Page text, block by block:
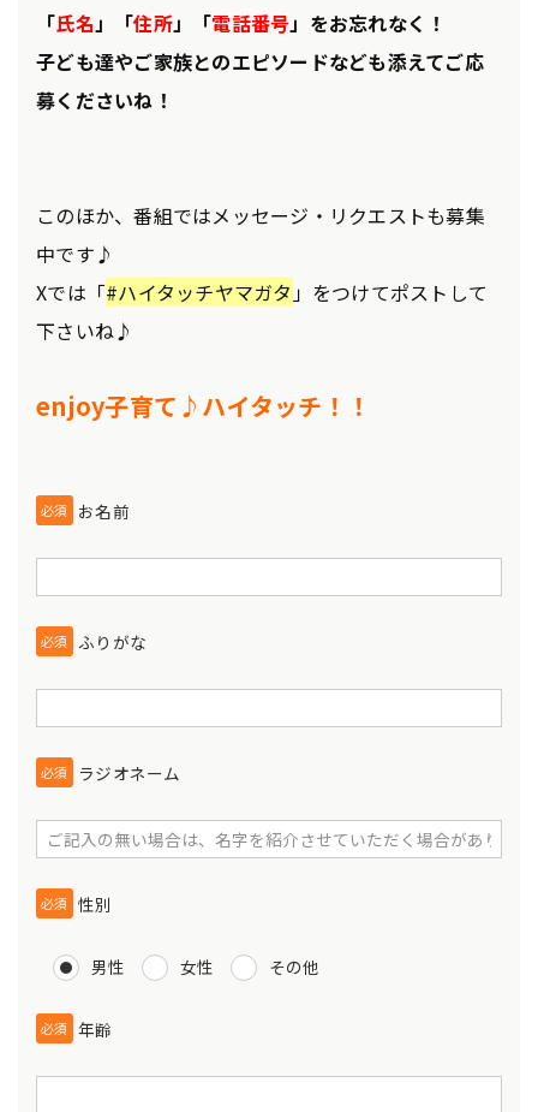
「氏名 」「住所」「電話番号」をお忘れなく！
子ども達やご家族とのエピソードなども添えてご応
募くださいね！
このほか、番組ではメッセージ・リクエストも募集
中です♪
Xでは「#ハイタッチヤマガタ 」をつけてポストして
下さいね♪
enjoy子育て♪ハイタッチ！！
必須 お名前
必須 ふりがな
必須 ラジオネーム
必須 性別
男性 女性 その他
必須 年齢